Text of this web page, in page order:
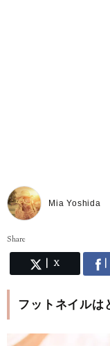
Mia Yoshida
Share
X
フットネイルは